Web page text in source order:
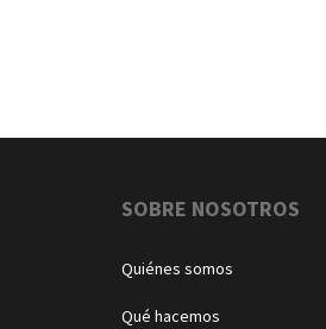
NavegaciónSOBRE NOSOTROS
Quiénes somos
Qué hacemos